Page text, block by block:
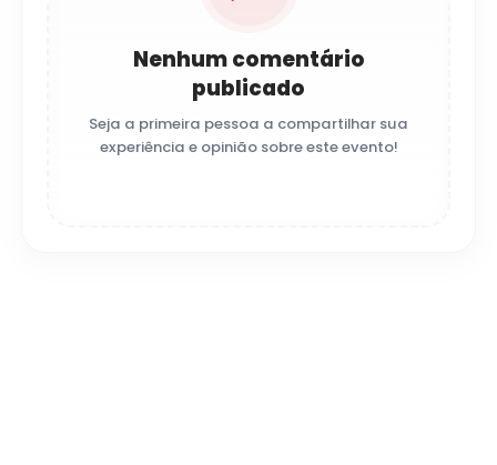
Nenhum comentário
publicado
Seja a primeira pessoa a compartilhar sua
experiência e opinião sobre este evento!